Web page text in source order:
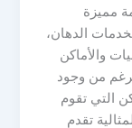
مميزة
الدهان،
والأماكن
من وجود
التي تقوم
تقدم